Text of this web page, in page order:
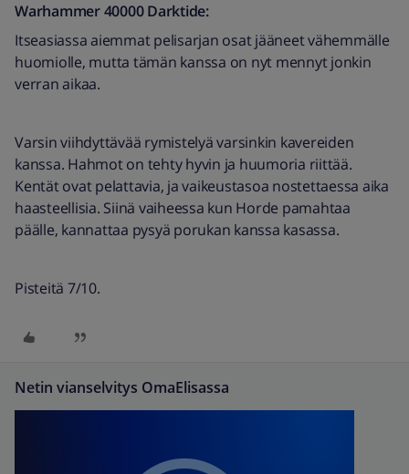
Warhammer 40000 Darktide:
Itseasiassa aiemmat pelisarjan osat jääneet vähemmälle
huomiolle, mutta tämän kanssa on nyt mennyt jonkin
verran aikaa.
Varsin viihdyttävää rymistelyä varsinkin kavereiden
kanssa. Hahmot on tehty hyvin ja huumoria riittää.
Kentät ovat pelattavia, ja vaikeustasoa nostettaessa aika
haasteellisia. Siinä vaiheessa kun Horde pamahtaa
päälle, kannattaa pysyä porukan kanssa kasassa.
Pisteitä 7/10.
Netin vianselvitys OmaElisassa